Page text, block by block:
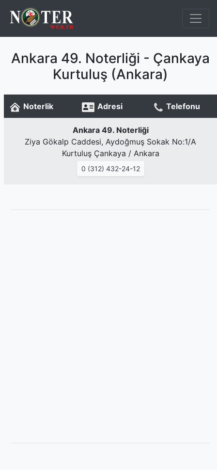
Ankara 49. Noterliği - Çankaya
Kurtuluş (Ankara)
Noterlik Adresi Telefonu
Ankara 49. Noterliği
Ziya Gökalp Caddesi, Aydoğmuş Sokak No:1/A
Kurtuluş Çankaya / Ankara
0 (312) 432-24-12